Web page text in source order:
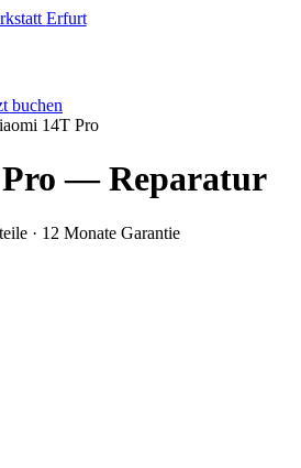
Erfurt
buchen
14T Pro
—Reparatur
· 12 Monate Garantie